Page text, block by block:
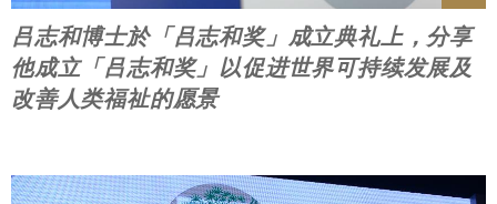
吕志和博士於「吕志和奖」成立典礼上，分享
他成立「吕志和奖」以促进世界可持续发展及
改善人类福祉的愿景